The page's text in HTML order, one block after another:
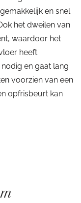
en snel
het dweilen van
waardoor het
heeft
en gaat lang
voorzien van een
opfrisbeurt kan